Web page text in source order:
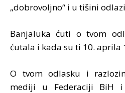
„dobrovoljno“ i u tišini
Banjaluka ćuti o tvom
ćutala i kada su ti 10. aprila
O tvom odlasku i
mediji u Federaciji BiH i